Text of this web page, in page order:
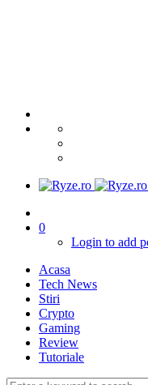
0
Login to add
Acasa
Tech News
Stiri
Crypto
Gaming
Review
Tutoriale